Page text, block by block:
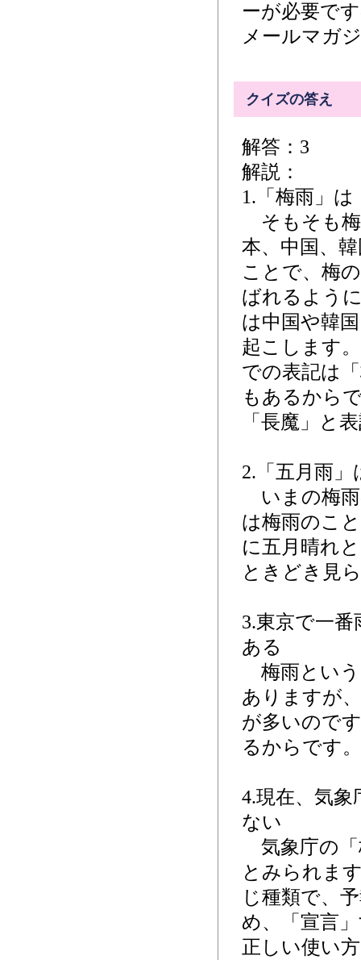
ーが必要で
メールマガ
クイズの答え
解答：3
解説：
1.「梅雨」
そもそも梅
本、中国、
ことで、梅
ばれるよう
は中国や韓
起こします
での表記は
もあるから
「長魔」と
2.「五月雨
いまの梅雨
は梅雨のこ
に五月晴れ
ときどき見
3.東京で一
ある
梅雨という
ありますが
が多いので
るからです。
4.現在、気
ない
気象庁の「
とみられま
じ種類で、
め、「宣言
正しい使い